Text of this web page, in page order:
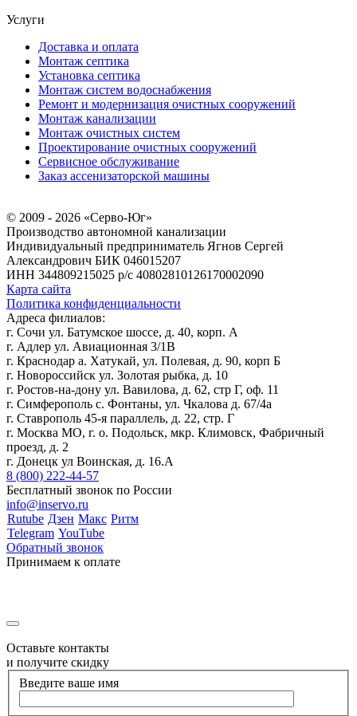
Услуги
Доставка и оплата
Монтаж септика
Установка септика
Монтаж систем водоснабжения
Ремонт и модернизация очистных сооружений
Монтаж канализации
Монтаж очистных систем
Проектирование очистных сооружений
Сервисное обслуживание
Заказ ассенизаторской машины
© 2009 - 2026 «Серво-Юг»
Производство автономной канализации
Индивидуальный предприниматель Ягнов Сергей
Александрович БИК 046015207
ИНН 344809215025 р/с 40802810126170002090
Карта сайта
Политика конфиденциальности
Адреса филиалов:
г. Сочи ул. Батумское шоссе, д. 40, корп. А
г. Адлер ул. Авиационная 3/1В
г. Краснодар а. Хатукай, ул. Полевая, д. 90, корп Б
г. Новороссийск ул. Золотая рыбка, д. 10
г. Ростов-на-дону ул. Вавилова, д. 62, стр Г, оф. 11
г. Симферополь с. Фонтаны, ул. Чкалова д. 67/4а
г. Ставрополь 45-я параллель, д. 22, стр. Г
г. Москва МО, г. о. Подольск, мкр. Климовск, Фабричный
проезд, д. 2
г. Донецк ул Воинская, д. 16.А
8 (800) 222-44-57
Бесплатный звонок по России
info@inservo.ru
Rutube Дзен Макс Ритм
Telegram YouTube
Обратный звонок
Принимаем к оплате
Оставьте контакты
и получите скидку
Введите ваше имя